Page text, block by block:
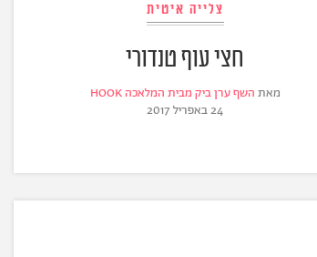
צלייה איטית
חצי עוף טנדורי
מאת השף ערן ביק מבית המלאכה HOOK
24 באפריל 2017